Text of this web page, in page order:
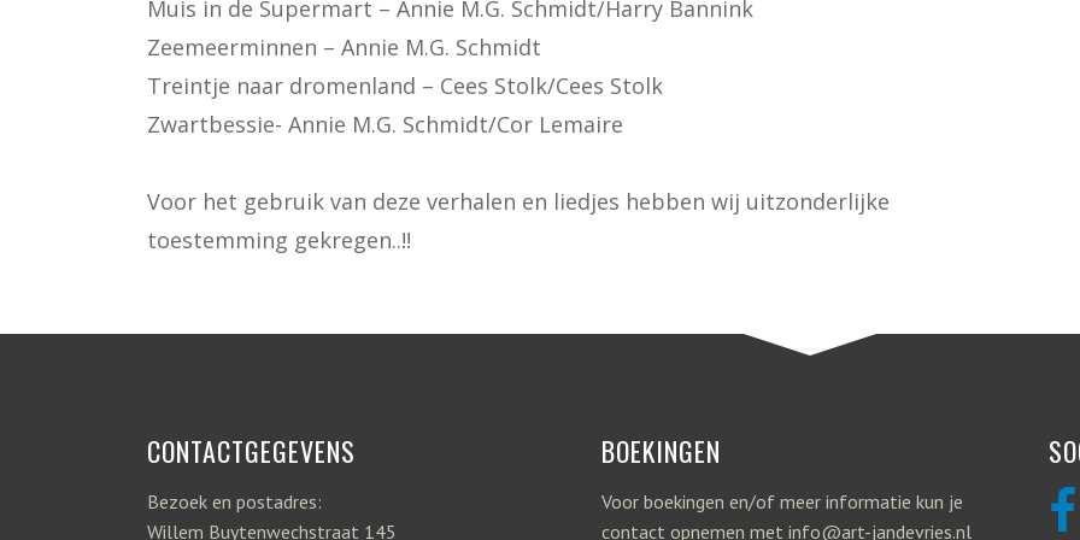
Muis in de Supermart – Annie M.G. Schmidt/Harry Bannink
Zeemeerminnen – Annie M.G. Schmidt
Treintje naar dromenland – Cees Stolk/Cees Stolk
Zwartbessie- Annie M.G. Schmidt/Cor Lemaire
Voor het gebruik van deze verhalen en liedjes hebben wij uitzonderlijke
toestemming gekregen..!!
CONTACTGEGEVENS
Bezoek en postadres:
Willem Buytenwechstraat 145
BOEKINGEN
Voor boekingen en/of meer informatie kun je
contact opnemen met info@art-jandevries.nl